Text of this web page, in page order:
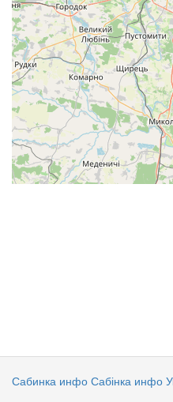
Сабинка инфо Сабінка инфо